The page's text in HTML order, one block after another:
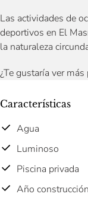
Las actividades de
deportivos en El
la naturaleza
¿Te gustaría ver
Características
Agua
Luminoso
Piscina privada
Año